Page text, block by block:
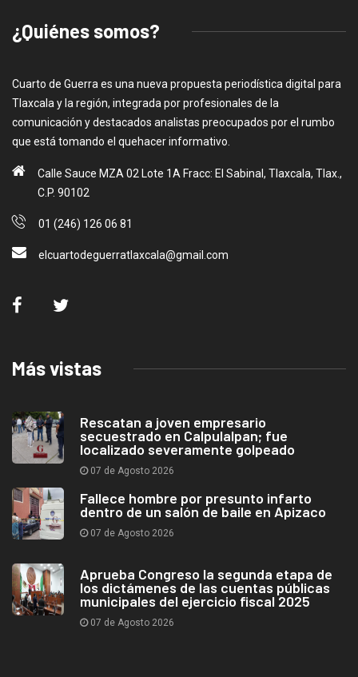
¿Quiénes somos?
Cuarto de Guerra es una nueva propuesta periodística digital para
Tlaxcala y la región, integrada por profesionales de la
comunicación y destacados analistas preocupados por el rumbo
que está tomando el quehacer informativo.
Calle Sauce MZA 02 Lote 1A Fracc: El Sabinal, Tlaxcala, Tlax.,
C.P. 90102
01 (246) 126 06 81
elcuartodeguerratlaxcala@gmail.com
Más vistas
Rescatan a joven empresario
secuestrado en Calpulalpan; fue
localizado severamente golpeado
07 de Agosto 2026
Fallece hombre por presunto infarto
dentro de un salón de baile en Apizaco
07 de Agosto 2026
Aprueba Congreso la segunda etapa de
los dictámenes de las cuentas públicas
municipales del ejercicio fiscal 2025
07 de Agosto 2026